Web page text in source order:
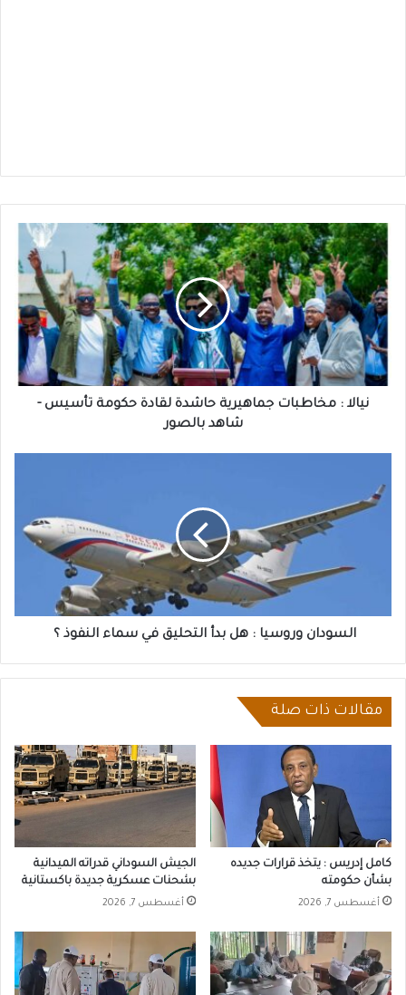
نيالا
مخاطبات
جماهيرية
حاشدة
لقادة
حكومة
تأسيس
شاهدنيالا : مخاطبات جماهيرية حاشدة لقادة حكومة تأسيس -
شاهد بالصور
النفوذ
السودان وروسيا : هل بدأ التحليق في سماء النفوذ ؟
مقالات ذات صلة
كامل إدريس : يتخذ قرارات جديده
بشأن حكومته
أغسطس 7, 2026
الجيش السوداني قدراته الميدانية
بشحنات عسكرية جديدة باكستانية
أغسطس 7, 2026